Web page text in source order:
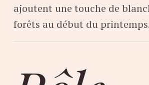
ajoutent une touche de
forêts au début du